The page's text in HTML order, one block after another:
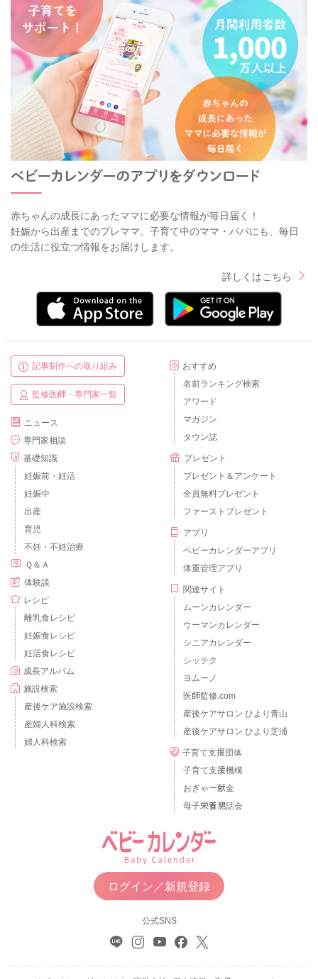
赤ちゃんの成長にあったママに必要な情報が毎日届く！
妊娠から出産までのプレママ、子育て中のママ・パパにも、毎日
の生活に役立つ情報をお届けします。
詳しくはこちら
記事制作への取り組み
監修医師・専門家一覧
ニュース
専門家相談
基礎知識
妊娠前・妊活
妊娠中
出産
育児
不妊・不妊治療
Ｑ＆Ａ
体験談
レシピ
離乳食レシピ
妊娠食レシピ
妊活食レシピ
成長アルバム
施設検索
産後ケア施設検索
産婦人科検索
婦人科検索
おすすめ
名前ランキング検索
アワード
マガジン
タウン誌
プレゼント
プレゼント＆アンケート
全員無料プレゼント
ファーストプレゼント
アプリ
ベビーカレンダーアプリ
体重管理アプリ
関連サイト
ムーンカレンダー
ウーマンカレンダー
シニアカレンダー
シッテク
ヨムーノ
医師監修.com
産後ケアサロン ひより青山
産後ケアサロン ひより芝浦
子育て支援団体
子育て支援機構
おぎゃー献金
母子栄養懇話会
ログイン／新規登録
公式SNS